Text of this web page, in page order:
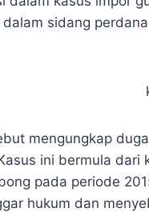
s
A
e
n
e
sidang
mengungkap
ini bermula
pada periode
hukum dan